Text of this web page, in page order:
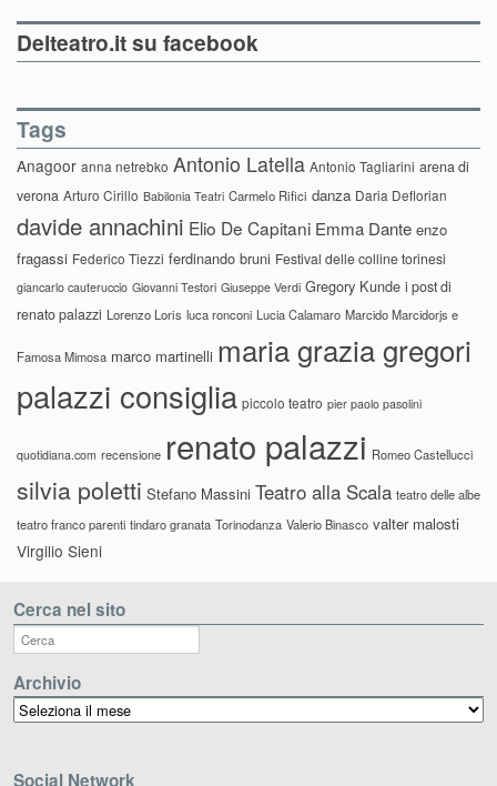
Delteatro.it su facebook
Tags
Anagoor anna netrebko Antonio Latella Antonio Tagliarini arena di
verona Arturo Cirillo Babilonia Teatri Carmelo Rifici danza Daria Deflorian
davide annachini Elio De Capitani Emma Dante enzo
fragassi Federico Tiezzi ferdinando bruni Festival delle colline torinesi
giancarlo cauteruccio Giovanni Testori Giuseppe Verdi Gregory Kunde i post di
renato palazzi Lorenzo Loris luca ronconi Lucia Calamaro Marcido Marcidorjs e
Famosa Mimosa marco martinelli maria grazia gregori
palazzi consiglia piccolo teatro pier paolo pasolini
quotidiana.com recensione renato palazzi Romeo Castellucci
silvia poletti Stefano Massini Teatro alla Scala teatro delle albe
teatro franco parenti tindaro granata Torinodanza Valerio Binasco valter malosti
Virgilio Sieni
Cerca nel sito
Archivio
Archivio
Social Network